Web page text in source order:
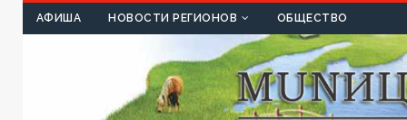
АФИША НОВОСТИ РЕГИОНОВ ОБЩЕСТВО